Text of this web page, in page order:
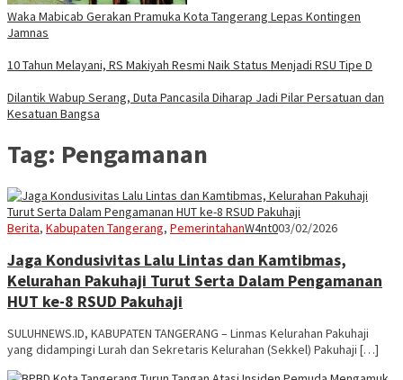
Waka Mabicab Gerakan Pramuka Kota Tangerang Lepas Kontingen
Jamnas
10 Tahun Melayani, RS Makiyah Resmi Naik Status Menjadi RSU Tipe D
Dilantik Wabup Serang, Duta Pancasila Diharap Jadi Pilar Persatuan dan
Kesatuan Bangsa
Tag: Pengamanan
Berita, Kabupaten Tangerang, PemerintahanW4nt003/02/2026
Jaga Kondusivitas Lalu Lintas dan Kamtibmas,
Kelurahan Pakuhaji Turut Serta Dalam Pengamanan
HUT ke-8 RSUD Pakuhaji
SULUHNEWS.ID, KABUPATEN TANGERANG – Linmas Kelurahan Pakuhaji
yang didampingi Lurah dan Sekretaris Kelurahan (Sekkel) Pakuhaji […]